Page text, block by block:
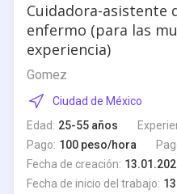
Cuidadora-asistente
enfermo (para las
experiencia)
Gomez
Ciudad de México
Edad: 25-55 años
Pago: 100 peso/hora
Fecha de creación:
Fecha de inicio del trabajo: